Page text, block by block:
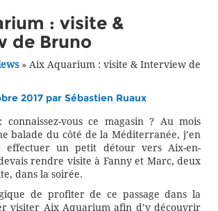
: visite &
de Bruno
» Aix Aquarium : visite & Interview de
2017 par Sébastien Ruaux
vous ce magasin ? Au mois
balade du côté de la Méditerranée, j’en
un petit détour vers Aix-en-
rendre visite à Fanny et Marc, deux
dans la soirée.
de profiter de ce passage dans la
visiter Aix Aquarium afin d’y découvrir